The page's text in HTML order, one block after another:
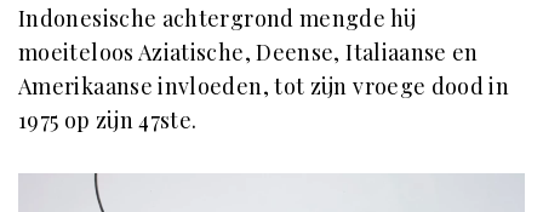
Indonesische achtergrond mengde hij
moeiteloos Aziatische, Deense, Italiaanse en
Amerikaanse invloeden, tot zijn vroege dood in
1975 op zijn 47ste.